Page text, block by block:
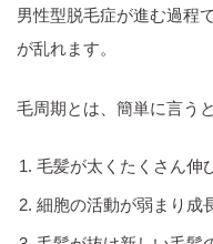
男性型脱毛症が進む過程
が乱れます。
毛周期とは、簡単に言う
毛髪が太くたくさん伸
細胞の活動が弱まり成